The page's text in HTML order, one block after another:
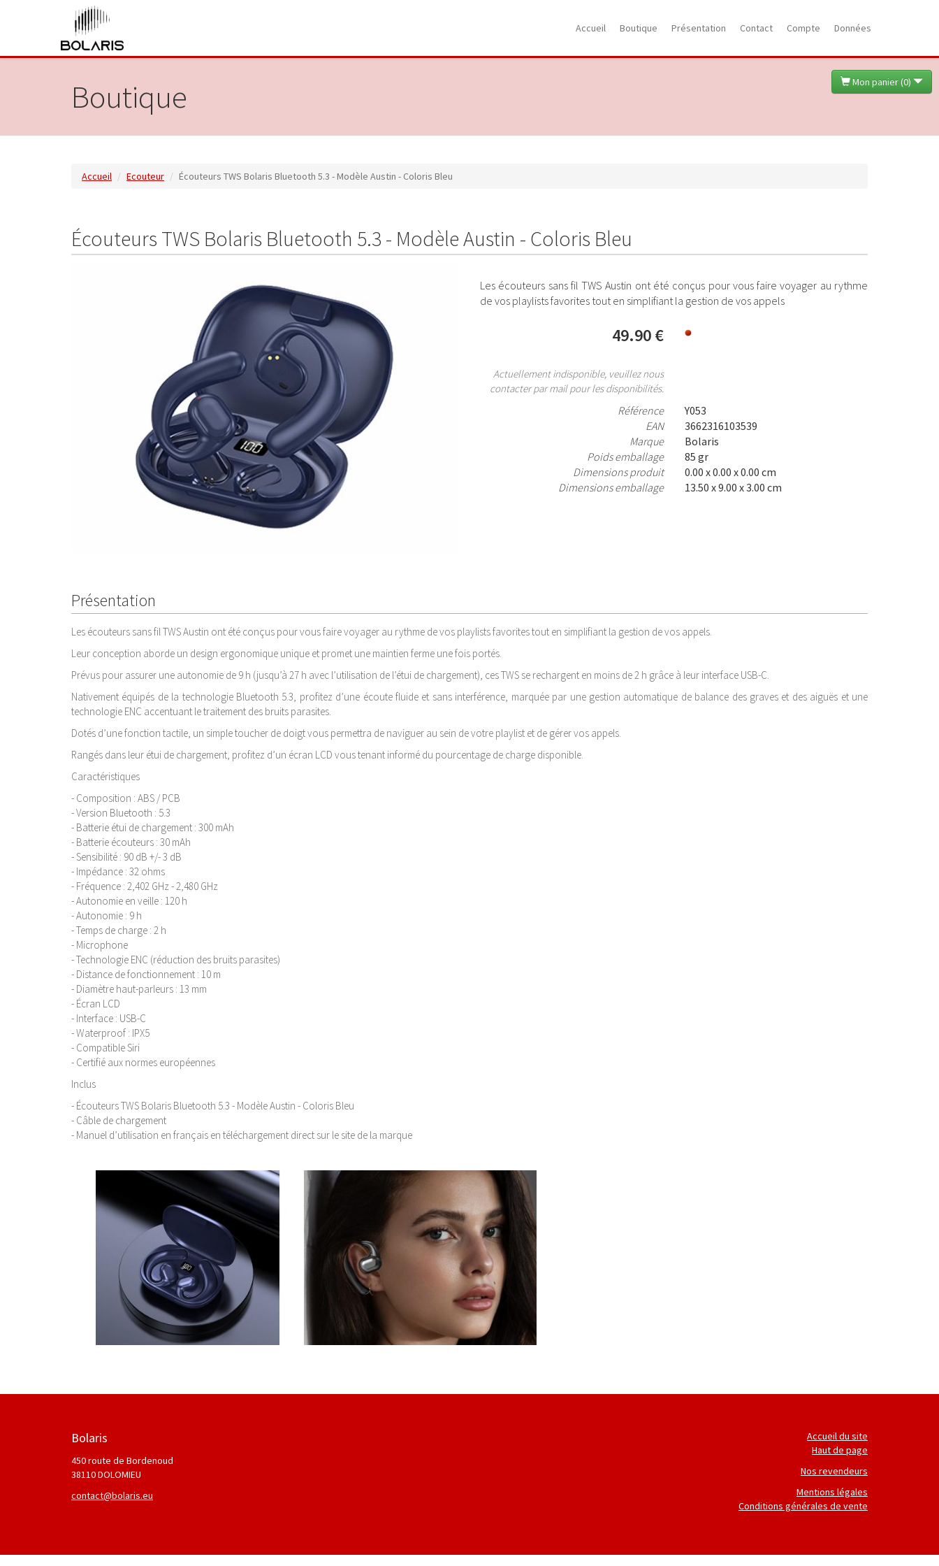
Accueil Boutique Présentation Contact Compte Données
Mon panier (0)
Boutique
Accueil Ecouteur Écouteurs TWS Bolaris Bluetooth 5.3 - Modèle Austin - Coloris Bleu
Écouteurs TWS Bolaris Bluetooth 5.3 - Modèle Austin - Coloris Bleu
Les écouteurs sans fil TWS Austin ont été conçus pour vous faire voyager au rythme
de vos playlists favorites tout en simplifiant la gestion de vos appels
49.90 €
Actuellement indisponible, veuillez nous
contacter par mail pour les disponibilités.
Référence
Y053
EAN
3662316103539
Marque
Bolaris
Poids emballage
85 gr
Dimensions produit
0.00 x 0.00 x 0.00 cm
Dimensions emballage
13.50 x 9.00 x 3.00 cm
Présentation
Les écouteurs sans fil TWS Austin ont été conçus pour vous faire voyager au rythme de vos playlists favorites tout en simplifiant la gestion de vos appels.
Leur conception aborde un design ergonomique unique et promet une maintien ferme une fois portés.
Prévus pour assurer une autonomie de 9 h (jusqu’à 27 h avec l’utilisation de l’étui de chargement), ces TWS se rechargent en moins de 2 h grâce à leur interface USB-C.
Nativement équipés de la technologie Bluetooth 5.3, profitez d’une écoute fluide et sans interférence, marquée par une gestion automatique de balance des graves et des aiguës et une
technologie ENC accentuant le traitement des bruits parasites.
Dotés d’une fonction tactile, un simple toucher de doigt vous permettra de naviguer au sein de votre playlist et de gérer vos appels.
Rangés dans leur étui de chargement, profitez d’un écran LCD vous tenant informé du pourcentage de charge disponible.
Caractéristiques
- Composition : ABS / PCB
- Version Bluetooth : 5.3
- Batterie étui de chargement : 300 mAh
- Batterie écouteurs : 30 mAh
- Sensibilité : 90 dB +/- 3 dB
- Impédance : 32 ohms
- Fréquence : 2,402 GHz - 2,480 GHz
- Autonomie en veille : 120 h
- Autonomie : 9 h
- Temps de charge : 2 h
- Microphone
- Technologie ENC (réduction des bruits parasites)
- Distance de fonctionnement : 10 m
- Diamètre haut-parleurs : 13 mm
- Écran LCD
- Interface : USB-C
- Waterproof : IPX5
- Compatible Siri
- Certifié aux normes européennes
Inclus
- Écouteurs TWS Bolaris Bluetooth 5.3 - Modèle Austin - Coloris Bleu
- Câble de chargement
- Manuel d’utilisation en français en téléchargement direct sur le site de la marque
Bolaris
450 route de Bordenoud
38110 DOLOMIEU
contact@bolaris.eu
Accueil du site
Haut de page
Nos revendeurs
Mentions légales
Conditions générales de vente